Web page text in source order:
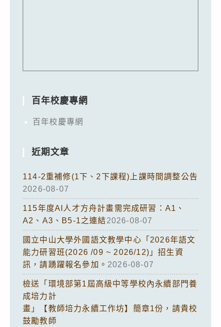
百年校慶專網
百年校慶專網
近期文章
114-2重補修(1下、2下課程)上課時間調整公告
2026-08-07
115年度AI人才方舟計畫需完成研習：A1、
A2、A3、B5-1之連結2026-08-07
國立中山大學外國語文教學中心「2026年語文
能力研習班(2026 /09 ~ 2026/12)」招生資
訊，請踴躍報名參加。 2026-08-07
檢送「環境部第1屆高級中等學校內永續部門養
成培力計
畫」【教師培力永續工作坊】簡章1份，請貴校
鼓勵教師